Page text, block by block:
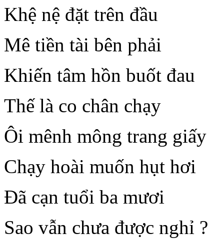
Khệ nệ đặt trên đầu
Mê tiền tài bên phải
Khiến tâm hồn buốt đau
Thế là co chân chạy
Ôi mênh mông trang giấy
Chạy hoài muốn hụt hơi
Đã cạn tuổi ba mươi
Sao vẫn chưa được nghỉ ?